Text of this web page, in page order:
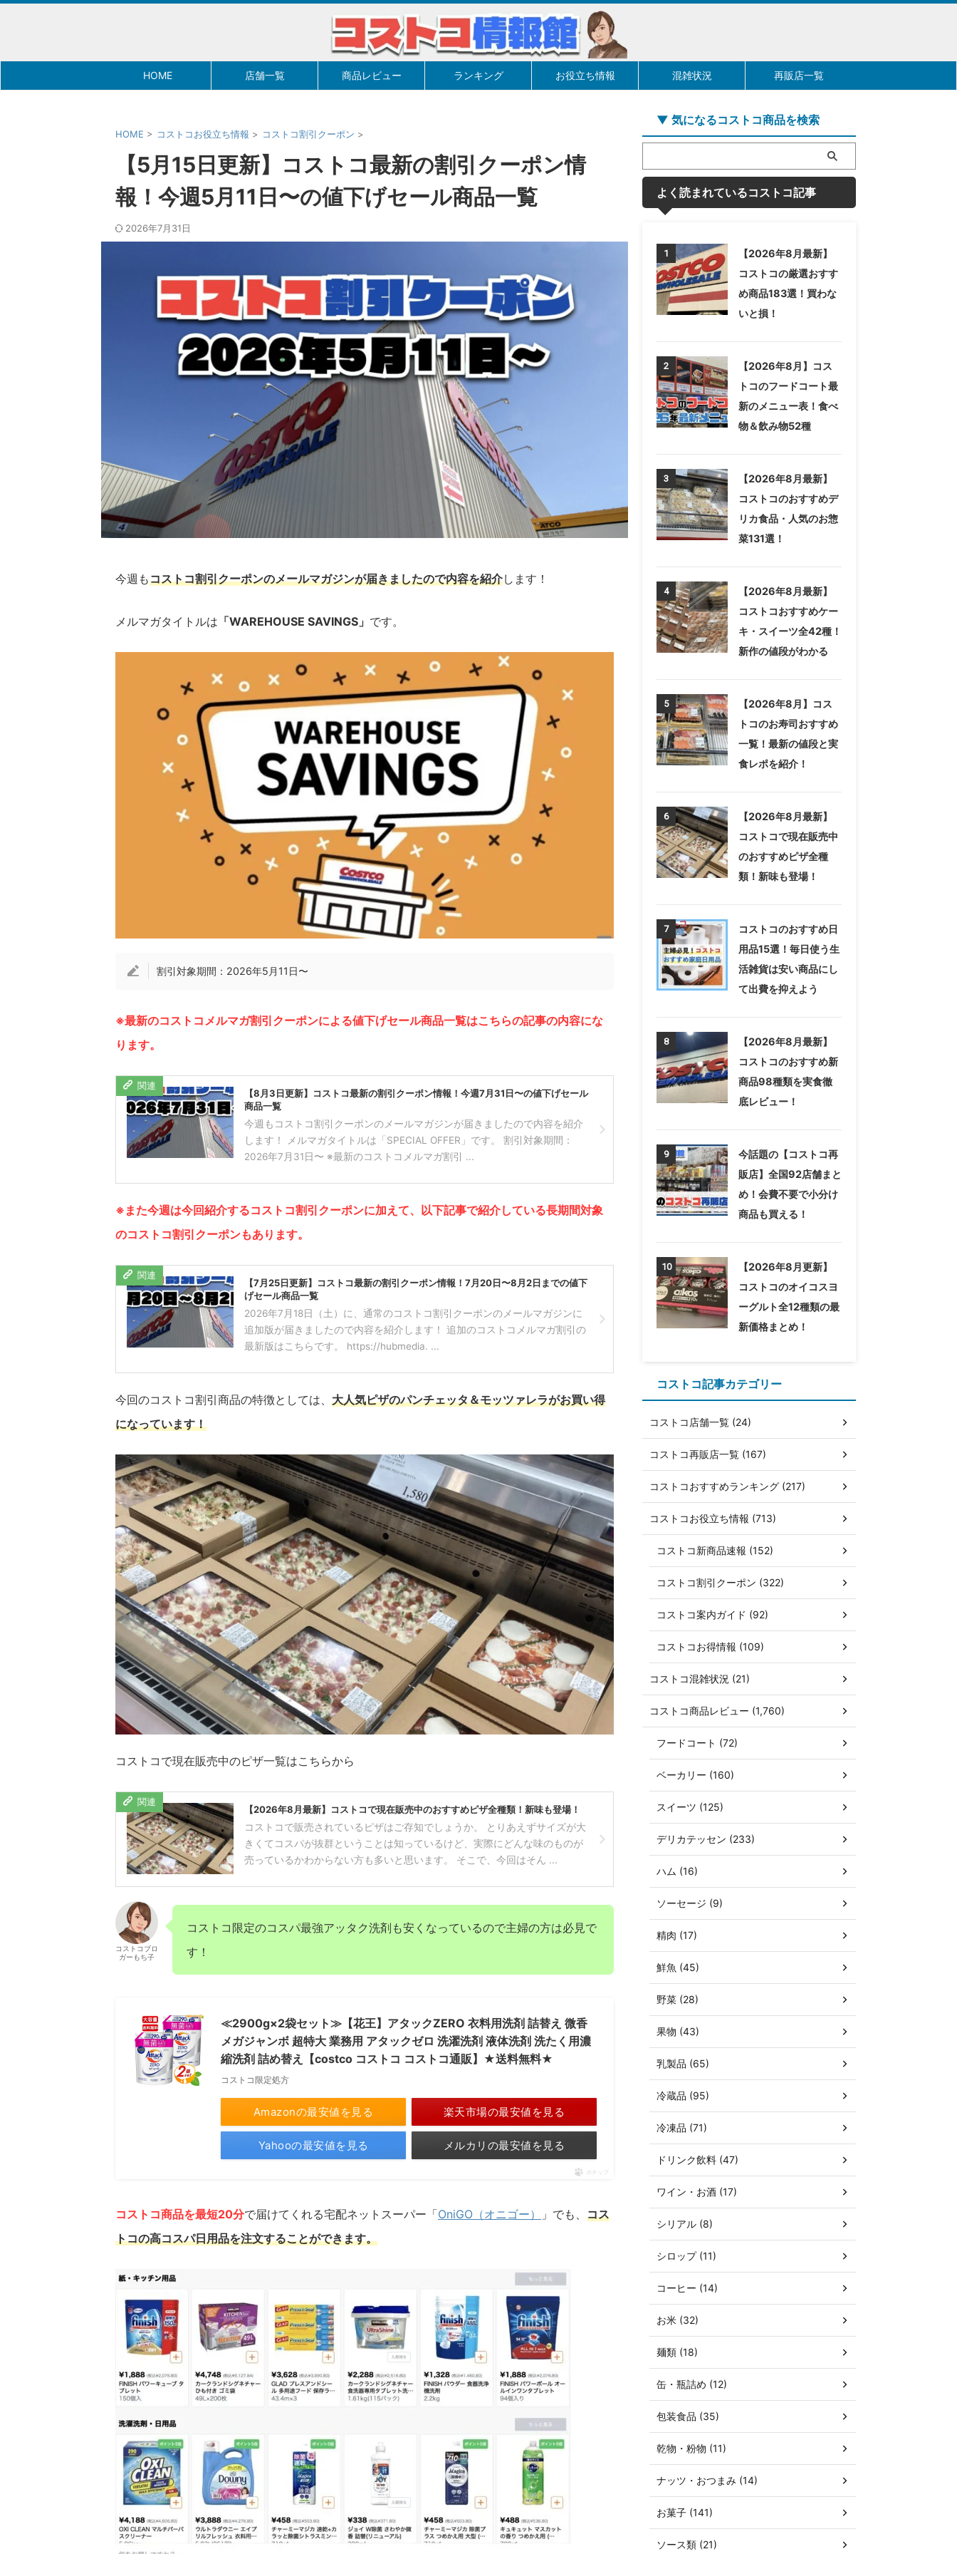
HOME 店舗一覧 商品レビュー ランキング お役立ち情報 混雑状況 再販店一覧
HOME > コストコお役立ち情報 > コストコ割引クーポン >
【5月15日更新】コストコ最新の割引クーポン情
報！今週5月11日〜の値下げセール商品一覧
2026年7月31日
今週もコストコ割引クーポンのメールマガジンが届きましたので内容を紹介します！
メルマガタイトルは 「WAREHOUSE SAVINGS」 です。
割引対象期間：2026年5月11日〜
※最新のコストコメルマガ割引クーポンによる値下げセール商品一覧はこちらの記事の内容にな
ります。
【8月3日更新】コストコ最新の割引クーポン情報！今週7月31日〜の値下げセール
商品一覧
今週もコストコ割引クーポンのメールマガジンが届きましたので内容を紹介
します！ メルマガタイトルは「SPECIAL OFFER」です。 割引対象期間：
2026年7月31日〜 ※最新のコストコメルマガ割引 ...
※また今週は今回紹介するコストコ割引クーポンに加えて、以下記事で紹介している長期間対象
のコストコ割引クーポンもあります。
【7月25日更新】コストコ最新の割引クーポン情報！7月20日〜8月2日までの値下
げセール商品一覧
2026年7月18日（土）に、通常のコストコ割引クーポンのメールマガジンに
追加版が届きましたので内容を紹介します！ 追加のコストコメルマガ割引の
最新版はこちらです。 https://hubmedia. ...
今回のコストコ割引商品の特徴としては、 大人気ピザのパンチェッタ＆モッツァレラがお買い得
になっています！
コストコで現在販売中のピザ一覧はこちらから
【2026年8月最新】コストコで現在販売中のおすすめピザ全種類！新味も登場！
コストコで販売されているピザはご存知でしょうか。 とりあえずサイズが大
きくてコスパが抜群ということは知っているけど、実際にどんな味のものが
売っているかわからない方も多いと思います。 そこで、今回はそん ...
コストコブロ
ガーもち子
コストコ限定のコスパ最強アッタク洗剤も安くなっているので主婦の方は必見で
す！
≪2900g×2袋セット≫【花王】アタックZERO 衣料用洗剤 詰替え 微香
メガジャンボ 超特大 業務用 アタックゼロ 洗濯洗剤 液体洗剤 洗たく用濃
縮洗剤 詰め替え【costco コストコ コストコ通販】★送料無料★
コストコ限定処方
Amazonの最安値を見る 楽天市場の最安値を見る
Yahooの最安値を見る メルカリの最安値を見る
ポチップ
コストコ商品を最短20分で届けてくれる宅配ネットスーパー「OniGO（オニゴー） 」でも、 コス
トコの高コスパ日用品を注文することができます。
▼ 気になるコストコ商品を検索
よく読まれているコストコ記事
1
【2026年8月最新】
コストコの厳選おすす
め商品183選！買わな
いと損！
2
【2026年8月】コス
トコのフードコート最
新のメニュー表！食べ
物＆飲み物52種
3
【2026年8月最新】
コストコのおすすめデ
リカ食品・人気のお惣
菜131選！
4
【2026年8月最新】
コストコおすすめケー
キ・スイーツ全42種！
新作の値段がわかる
5
【2026年8月】コス
トコのお寿司おすすめ
一覧！最新の値段と実
食レポを紹介！
6
【2026年8月最新】
コストコで現在販売中
のおすすめピザ全種
類！新味も登場！
7
コストコのおすすめ日
用品15選！毎日使う生
活雑貨は安い商品にし
て出費を抑えよう
8
【2026年8月最新】
コストコのおすすめ新
商品98種類を実食徹
底レビュー！
9
今話題の【コストコ再
販店】全国92店舗まと
め！会費不要で小分け
商品も買える！
10
【2026年8月更新】
コストコのオイコスヨ
ーグルト全12種類の最
新価格まとめ！
コストコ記事カテゴリー
コストコ店舗一覧 (24)
コストコ再販店一覧 (167)
コストコおすすめランキング (217)
コストコお役立ち情報 (713)
コストコ新商品速報 (152)
コストコ割引クーポン (322)
コストコ案内ガイド (92)
コストコお得情報 (109)
コストコ混雑状況 (21)
コストコ商品レビュー (1,760)
フードコート (72)
ベーカリー (160)
スイーツ (125)
デリカテッセン (233)
ハム (16)
ソーセージ (9)
精肉 (17)
鮮魚 (45)
野菜 (28)
果物 (43)
乳製品 (65)
冷蔵品 (95)
冷凍品 (71)
ドリンク飲料 (47)
ワイン・お酒 (17)
シリアル (8)
シロップ (11)
コーヒー (14)
お米 (32)
麺類 (18)
缶・瓶詰め (12)
包装食品 (35)
乾物・粉物 (11)
ナッツ・おつまみ (14)
お菓子 (141)
ソース類 (21)